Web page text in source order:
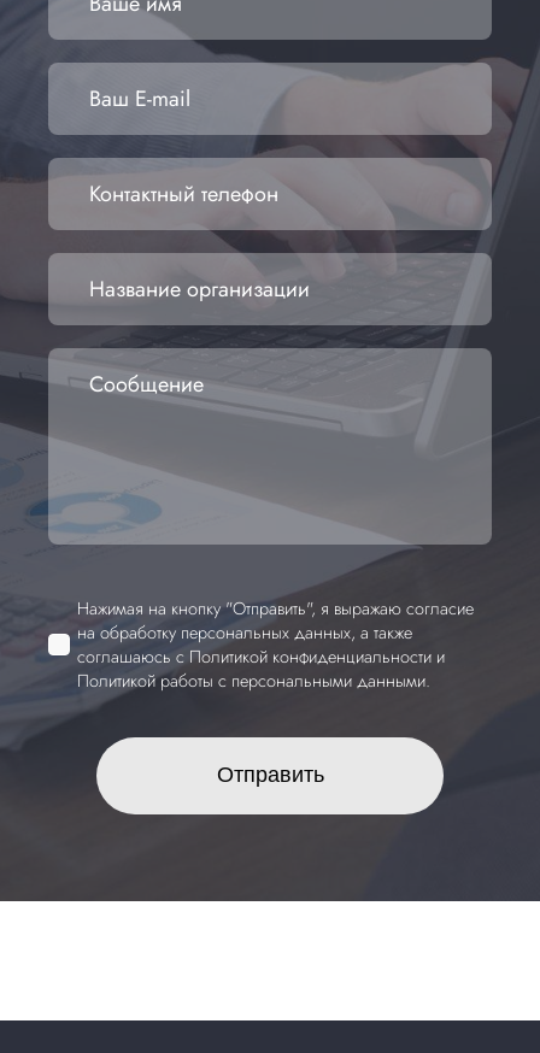
Нажимая на кнопку "Отправить", я выражаюсогласие
на обработку персональных данных, а также
соглашаюсь с Политикой конфиденциальности и
Политикой работы с персональными данными.
Отправить